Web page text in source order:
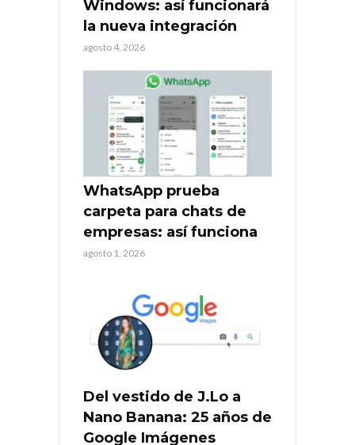
Windows: así funcionará
la nueva integración
agosto 4, 2026
WhatsApp prueba
carpeta para chats de
empresas: así funciona
agosto 1, 2026
Del vestido de J.Lo a
Nano Banana: 25 años de
Google Imágenes